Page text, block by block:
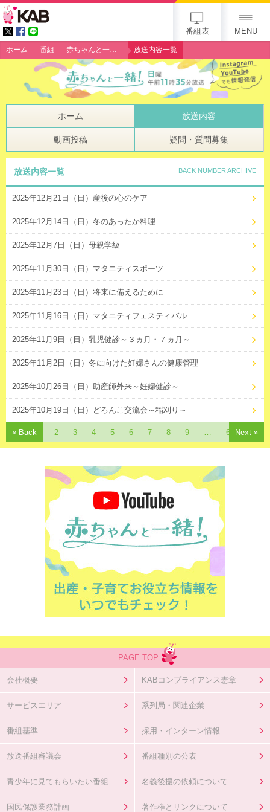
番組表 MENU
ホーム 番組 赤ちゃんと一緒！ 放送内容一覧
ホーム 放送内容
動画投稿 疑問・質問募集
放送内容一覧 BACK NUMBER ARCHIVE
2025年12月21日（日）産後の心のケア
2025年12月14日（日）冬のあったか料理
2025年12月7日（日）母親学級
2025年11月30日（日）マタニティスポーツ
2025年11月23日（日）将来に備えるために
2025年11月16日（日）マタニティフェスティバル
2025年11月9日（日）乳児健診～３ヵ月・７ヵ月～
2025年11月2日（日）冬に向けた妊婦さんの健康管理
2025年10月26日（日）助産師外来～妊婦健診～
2025年10月19日（日）どろんこ交流会～稲刈り～
« Back1 2 3 4 5 6 7 8 9 63 Next »
PAGE TOP
会社概要 KABコンプライアンス憲章
サービスエリア 系列局・関連企業
番組基準 採用・インターン情報
放送番組審議会 番組種別の公表
青少年に見てもらいたい番組 名義後援の依頼について
国民保護業務計画 著作権とリンクについて